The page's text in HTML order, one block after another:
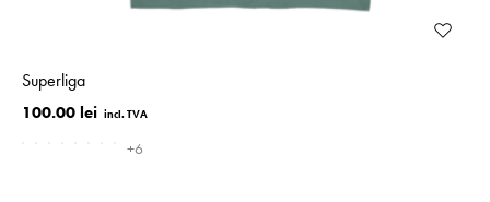
Superliga
100.00 lei
+6